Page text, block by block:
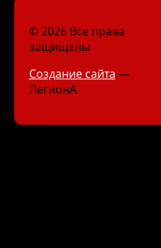
© 2026 Все права
защищены
Создание сайта —
ЛегионА